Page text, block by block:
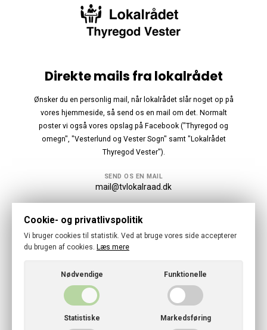
Direkte mails fra lokalrådet
Ønsker du en personlig mail, når lokalrådet slår noget op på
vores hjemmeside, så send os en mail om det. Normalt
poster vi også vores opslag på Facebook ("Thyregod og
omegn", "Vesterlund og Vester Sogn" samt "Lokalrådet
Thyregod Vester").
SEND OS EN MAIL
mail@tvlokalraad.dk
Følg os
© 2026 · Thyregod-Vester Lokalraad
Cookies- og privatlivspolitik
Cookie- og privatlivspolitik
Vi bruger cookies til statistik. Ved at bruge vores side accepterer
du brugen af cookies. Læs mere
Nødvendige Funktionelle
Statistiske Markedsføring